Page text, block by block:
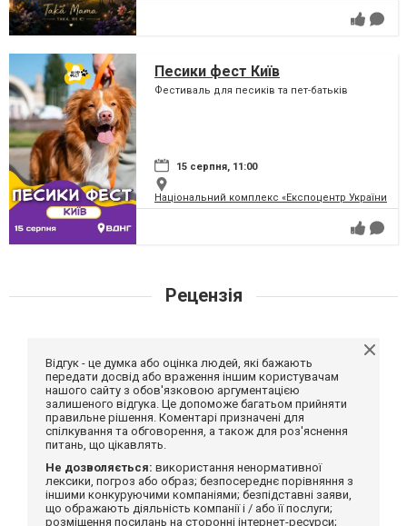
Песики фест Київ
Фестиваль для песиків та пет-батьків
15 серпня, 11:00
Національний комплекс «Експоцентр України»
Рецензія
Відгук - це думка або оцінка людей, які бажають
передати досвід або враження іншим користувачам
нашого сайту з обов'язковою аргументацією
залишеного відгука. Це допоможе багатьом прийняти
правильне рішення. Коментарі призначені для
спілкування та обговорення, а також для роз'яснення
питань, що цікавлять.
Не дозволяється: використання ненормативної
лексики, погроз або образ; безпосереднє порівняння з
іншими конкуруючими компаніями; безпідставні заяви,
що ображають діяльність компанії і / або її послуги;
розміщення посилань на сторонні інтернет-ресурси;